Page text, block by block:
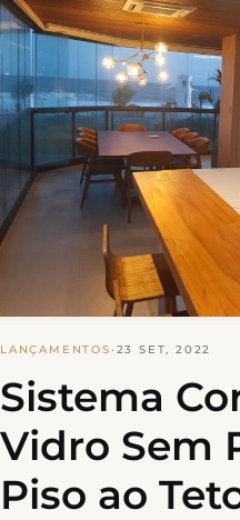
LANÇAMENTOS· 23 SET, 2022
Sistema
Vidro Sem
Piso ao